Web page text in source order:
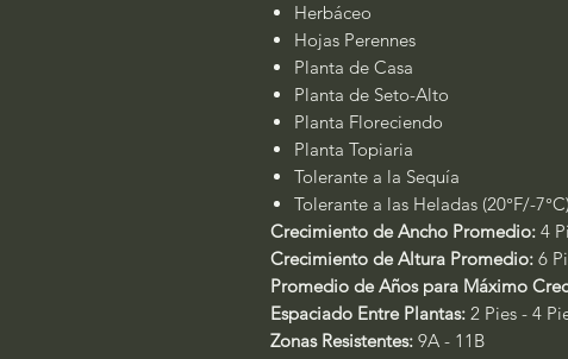
Herbáceo
Hojas Perennes
Planta de Casa
Planta de Seto-Alto
Planta Floreciendo
Planta Topiaria
Tolerante a la Sequía
Tolerante a las Heladas (20°F/-7°C)
Crecimiento de Ancho Promedio: 4
Crecimiento de Altura Promedio: 6
Promedio de Años para Máximo
Espaciado Entre Plantas: 2 Pies - 4
Zonas Resistentes: 9A - 11B